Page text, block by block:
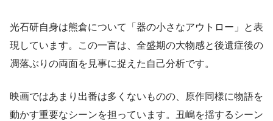
光石研自身は熊倉について「器の小さなアウトロー」と表
現しています。この一言は、全盛期の大物感と後遺症後の
凋落ぶりの両面を見事に捉えた自己分析です。
映画ではあまり出番は多くないものの、原作同様に物語を
動かす重要なシーンを担っています。丑嶋を揺するシーン